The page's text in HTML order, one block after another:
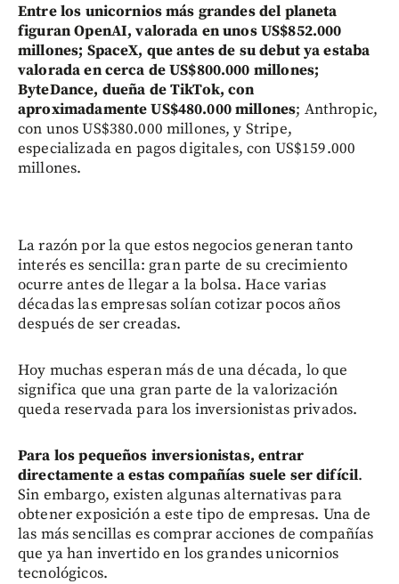
Entre los unicornios más grandes del planeta
figuran OpenAI, valorada en unos US$852.000
millones; SpaceX, que antes de su debut ya estaba
valorada en cerca de US$800.000 millones;
ByteDance, dueña de TikTok, con
aproximadamente US$480.000 millones; Anthropic,
con unos US$380.000 millones, y Stripe,
especializada en pagos digitales, con US$159.000
millones.
La razón por la que estos negocios generan tanto
interés es sencilla: gran parte de su crecimiento
ocurre antes de llegar a la bolsa. Hace varias
décadas las empresas solían cotizar pocos años
después de ser creadas.
Hoy muchas esperan más de una década, lo que
significa que una gran parte de la valorización
queda reservada para los inversionistas privados.
Para los pequeños inversionistas, entrar
directamente a estas compañías suele ser difícil.
Sin embargo, existen algunas alternativas para
obtener exposición a este tipo de empresas. Una de
las más sencillas es comprar acciones de compañías
que ya han invertido en los grandes unicornios
tecnológicos.